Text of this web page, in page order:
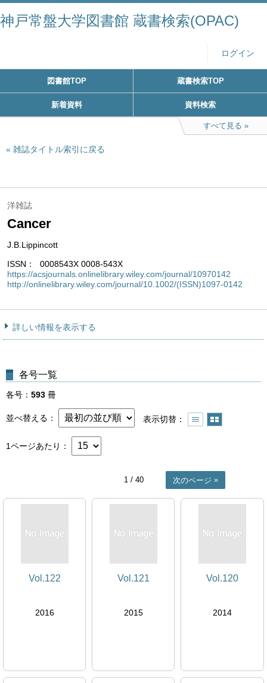
神戸常盤大学図書館 蔵書検索(OPAC)
ログイン
図書館TOP 蔵書検索TOP
新着資料 資料検索
すべて見る
雑誌タイトル索引に戻る
洋雑誌
Cancer
J.B.Lippincott
ISSN
0008543X 0008-543X
https://acsjournals.onlinelibrary.wiley.com/journal/10970142
http://onlinelibrary.wiley.com/journal/10.1002/(ISSN)1097-0142
詳しい情報を表示する
各号一覧
各号 593 冊
並べ替える 表示切替
1ページあたり
1/ 40 次のページ
Vol.122
2016
Vol.121
2015
Vol.120
2014